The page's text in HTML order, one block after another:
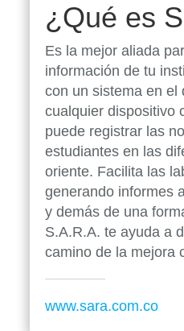
¿Qué es
Es la mejor aliada
información de tu
con un sistema en el
cualquier dispositivo
puede registrar las
estudiantes en las
oriente. Facilita las
generando informes
y demás de una
S.A.R.A. te ayuda a
camino de la mejora
www.sara.com.co